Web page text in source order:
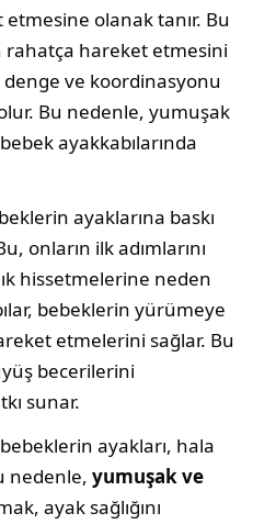
olanak tanır. Bu
rahatça hareket etmesini
ve koordinasyonu
Bu nedenle, yumuşak
ayakkabılarında
ayaklarına baskı
onların ilk adımlarını
hissetmelerine neden
bebeklerin yürümeye
etmelerini sağlar. Bu
becerilerini
sunar.
ayakları, hala
nedenle, yumuşak ve
ayak sağlığını